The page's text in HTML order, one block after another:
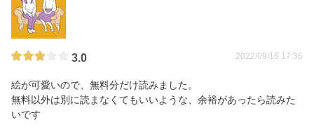
3.0 2022/09/16 17:36
絵が可愛いので、無料分だけ読みました。
無料以外は別に読まなくてもいいような、余裕があったら読みた
いです